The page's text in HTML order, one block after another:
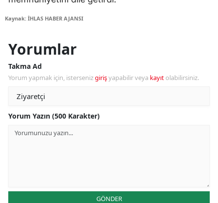
Kaynak: İHLAS HABER AJANSI
Yorumlar
Takma Ad
Yorum yapmak için, istersenizgirişyapabilir veya kayıt olabilirsiniz.
Yorum Yazın (500 Karakter)
GÖNDER